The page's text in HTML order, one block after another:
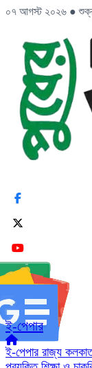
০৭ আগস্ট ২০২৬ ●
ই-পেপার
ই-পেপার রাজ্য